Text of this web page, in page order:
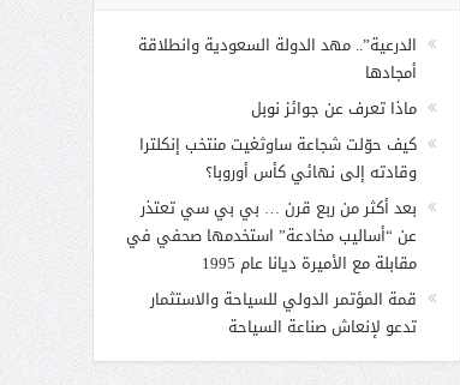
الدرعية”.. مهد الدولة السعودية وانطلاقة
أمجادها
ماذا تعرف عن جوائز نوبل
كيف حوّلت شجاعة ساوثغيت منتخب إنكلترا
وقادته إلى نهائي كأس أوروبا؟
بعد أكثر من ربع قرن … بي بي سي تعتذر
عن “أساليب مخادعة” استخدمها صحفي في
مقابلة مع الأميرة ديانا عام 1995
قمة المؤتمر الدولي للسياحة والاستثمار
تدعو لإنعاش صناعة السياحة